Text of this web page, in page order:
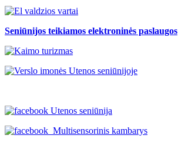
Seniūnijos teikiamos elektroninės paslaugos
Utenos seniūnija
Multisensorinis kambarys